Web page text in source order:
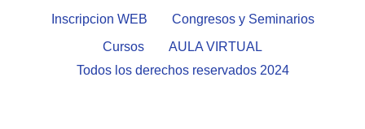
Inscripcion WEB
Congresos y Seminarios
Cursos
AULA VIRTUAL
Todos los derechos reservados 2024